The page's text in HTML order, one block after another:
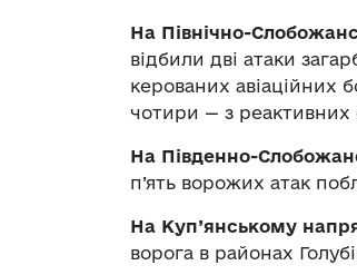
На Північно-
відбили дві атаки
керованих авіаційних
чотири — з реактивних
На Південно-
п’ять ворожих атак
На Куп’янському
ворога в районах